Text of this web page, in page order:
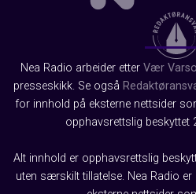
Nea Radio arbeider etter Vær
presseskikk. Se også
for innhold på eksterne nettsider
opphavsrettslig beskyttet
Alt innhold er opphavsrettslig
uten særskilt tillatelse. Nea Radio